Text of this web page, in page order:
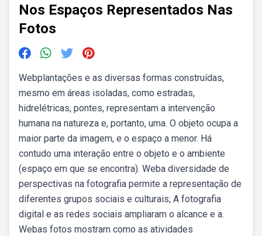
Nos Espaços Representados Nas
Fotos
Webplantações e as diversas formas construídas,
mesmo em áreas isoladas, como estradas,
hidrelétricas, pontes, representam a intervenção
humana na natureza e, portanto, uma. O objeto ocupa a
maior parte da imagem, e o espaço a menor. Há
contudo uma interação entre o objeto e o ambiente
(espaço em que se encontra). Weba diversidade de
perspectivas na fotografia permite a representação de
diferentes grupos sociais e culturais; A fotografia
digital e as redes sociais ampliaram o alcance e a.
Webas fotos mostram como as atividades